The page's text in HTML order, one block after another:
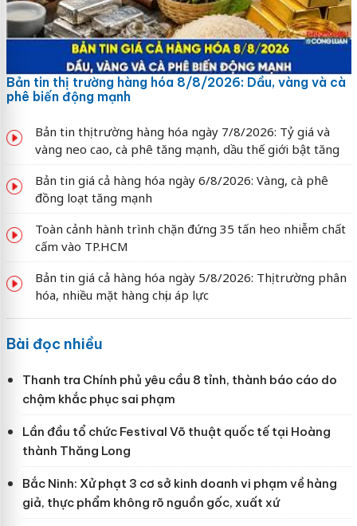
Bản tin thị trường hàng hóa 8/8/2026: Dầu, vàng và cà
phê biến động mạnh
Bản tin thị trường hàng hóa ngày 7/8/2026: Tỷ giá và
vàng neo cao, cà phê tăng mạnh, dầu thế giới bật tăng
Bản tin giá cả hàng hóa ngày 6/8/2026: Vàng, cà phê
đồng loạt tăng mạnh
Toàn cảnh hành trình chặn đứng 35 tấn heo nhiễm chất
cấm vào TP.HCM
Bản tin giá cả hàng hóa ngày 5/8/2026: Thị trường phân
hóa, nhiều mặt hàng chịu áp lực
Bài đọc nhiều
Thanh tra Chính phủ yêu cầu 8 tỉnh, thành báo cáo do
chậm khắc phục sai phạm
Lần đầu tổ chức Festival Võ thuật quốc tế tại Hoàng
thành Thăng Long
Bắc Ninh: Xử phạt 3 cơ sở kinh doanh vi phạm về hàng
giả, thực phẩm không rõ nguồn gốc, xuất xứ